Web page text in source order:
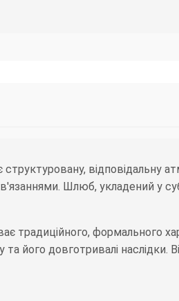
відповідальну
Шлюб, укладений у
традиційного, формального
його довготривалі наслідки.